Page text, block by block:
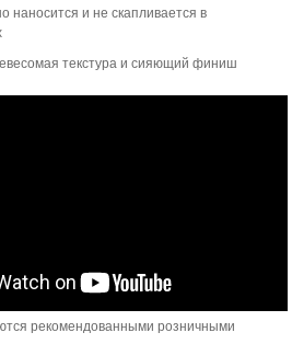
наносится и не скапливается в
текстура и сияющий финиш
рекомендованными розничными